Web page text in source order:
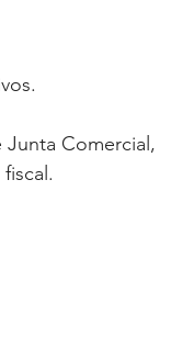
Comercial,